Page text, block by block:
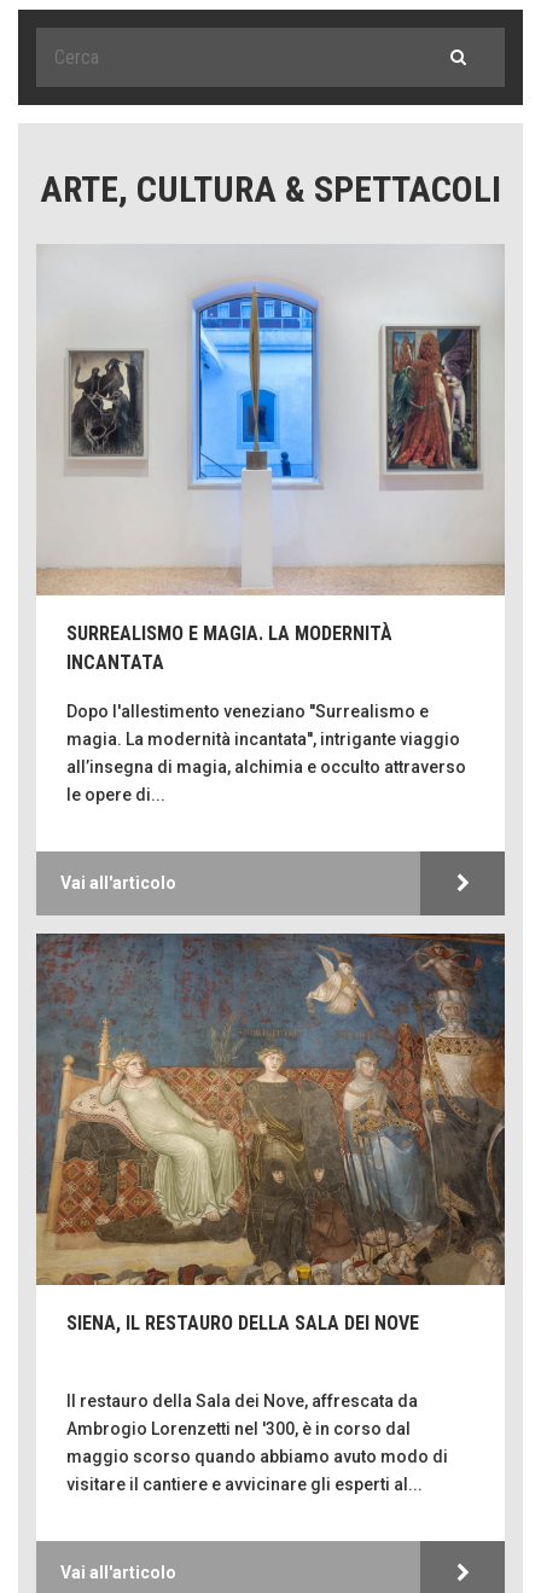
ARTE, CULTURA & SPETTACOLI
SURREALISMO E MAGIA. LA MODERNITÀ
INCANTATA
Dopo l'allestimento veneziano ''Surrealismo e
magia. La modernità incantata'', intrigante viaggio
all’insegna di magia, alchimia e occulto attraverso
le opere di...
Vai all'articolo
SIENA, IL RESTAURO DELLA SALA DEI NOVE
Il restauro della Sala dei Nove, affrescata da
Ambrogio Lorenzetti nel '300, è in corso dal
maggio scorso quando abbiamo avuto modo di
visitare il cantiere e avvicinare gli esperti al...
Vai all'articolo